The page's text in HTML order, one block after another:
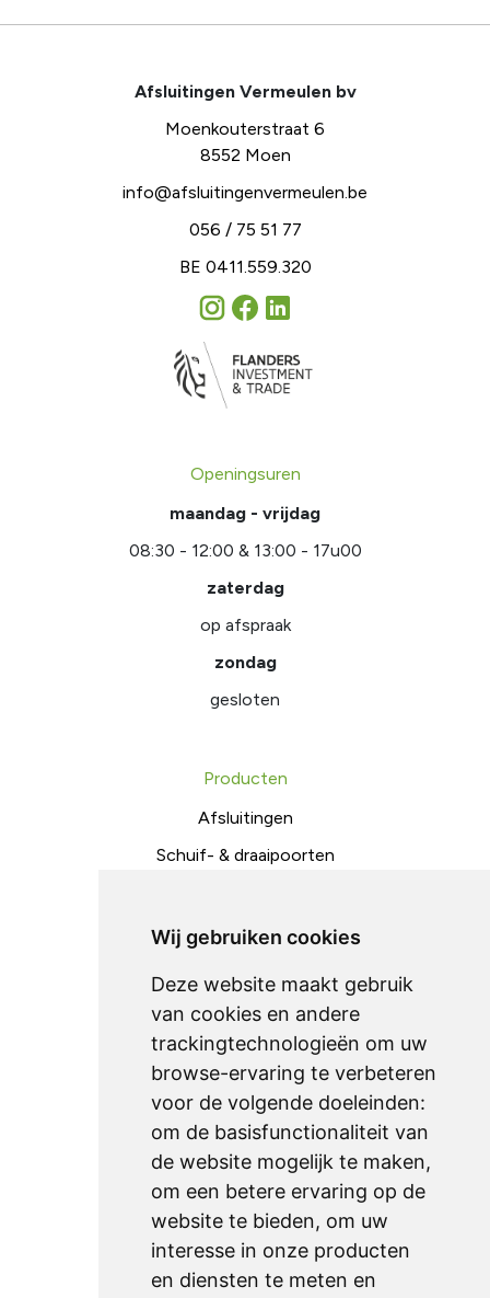
Wij gebruiken cookies
Deze website maakt gebruik
van cookies en andere
trackingtechnologieën om uw
browse-ervaring te verbeteren
voor de volgende doeleinden:
om de basisfunctionaliteit van
de website mogelijk te maken,
om een betere ervaring op de
website te bieden, om uw
interesse in onze producten
en diensten te meten en
Afsluitingen Vermeulen bv
Moenkouterstraat 6
8552 Moen
info@afsluitingenvermeulen.be
056 / 75 51 77
BE 0411.559.320
Openingsuren
maandag - vrijdag
08:30 - 12:00 & 13:00 - 17u00
zaterdag
op afspraak
zondag
gesloten
Producten
Afsluitingen
Schuif- & draaipoorten
Metaalconstructies
Ondersteuning
onderhoud
downloads
technische fiches
Sitemap
home
producten